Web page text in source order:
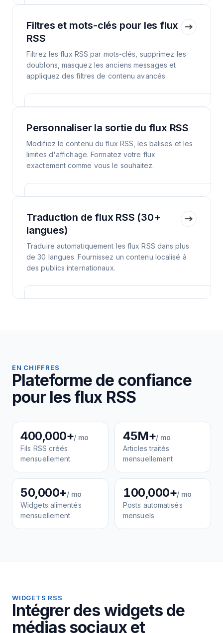
Filtres et mots-clés pour les flux
RSS
Filtrez les flux RSS par mots-clés, supprimez les
doublons, masquez les anciens messages et
appliquez des filtres de contenu avancés.
Personnaliser la sortie du flux RSS
Modifiez le contenu du flux RSS, les balises et les
limites d'affichage. Formatez votre flux
exactement comme vous le souhaitez.
Traduction de flux RSS (30+
langues)
Traduire automatiquement les flux RSS dans plus
de 30 langues. Fournissez un contenu localisé à
des publics internationaux.
EN CHIFFRES
Plateforme de confiance
pour les flux RSS
400,000+/ mo
Fils RSS créés
mensuellement
45M+/ mo
Articles traités
mensuellement
50,000+/ mo
Widgets alimentés
mensuellement
100,000+/ mo
Posts automatisés
mensuels
WIDGETS RSS
Intégrer des widgets de
médias sociaux et